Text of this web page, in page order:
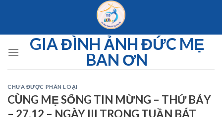
GIA ĐÌNH ẢNH ĐỨC MẸ
BAN ƠN
CHƯA ĐƯỢC PHÂN LOẠI
CÙNG MẸ SỐNG TIN MỪNG – THỨ BẢY
– 27.12 – NGÀY III TRONG TUẦN BÁT